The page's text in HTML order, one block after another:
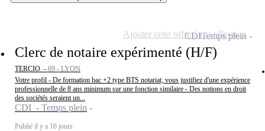
Clerc de notaire expérimenté (H/F)
TERCIO - 69 - LYON
Votre profil - De formation bac +2 type BTS notariat, vous justifiez d'une expérience
professionnelle de 8 ans minimum sur une fonction similaire - Des notions en droit
des sociétés seraient un...
CDI - Temps plein
Publié il y a 16 jours
CDITemps plein
Ajouter cette offre à ma sélection